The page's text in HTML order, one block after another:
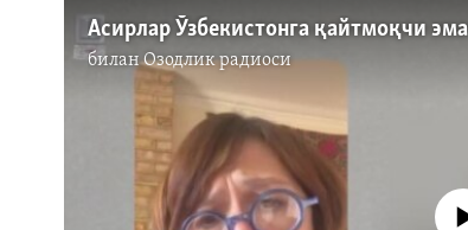
Асирлар Ўзбекистонга қайтмоқчи
биланОзодлик радиоси
Айни дамда